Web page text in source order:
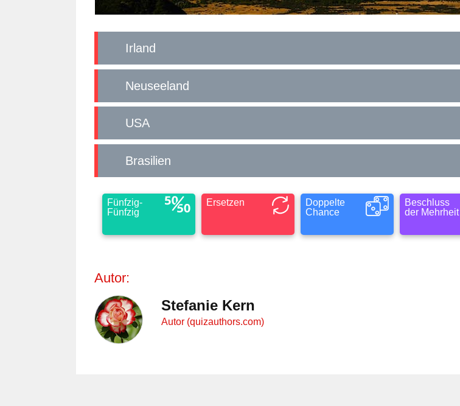
Irland
Neuseeland
USA
Brasilien
Fünfzig-
Fünfzig
Ersetzen
Doppelte
Chance
Beschluss
der Mehrheit
Autor:
Stefanie Kern
Autor (quizauthors.com)